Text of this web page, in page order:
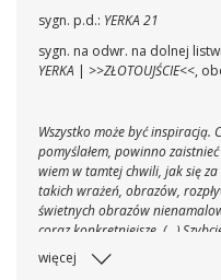
sygn. p.d.: YERKA 21
sygn. na odwr. na dolnej
YERKA | >>ZŁOTOUJŚCIE<<,
Wszystko może być inspiracją.
pomyślałem, powinno
wiem w tamtej chwili, jak się
takich wrażeń, obrazów,
świetnych obrazów
coraz konkretniejsze. (...)
latach, na koniec jest obraz.
2001. ..]
więcej